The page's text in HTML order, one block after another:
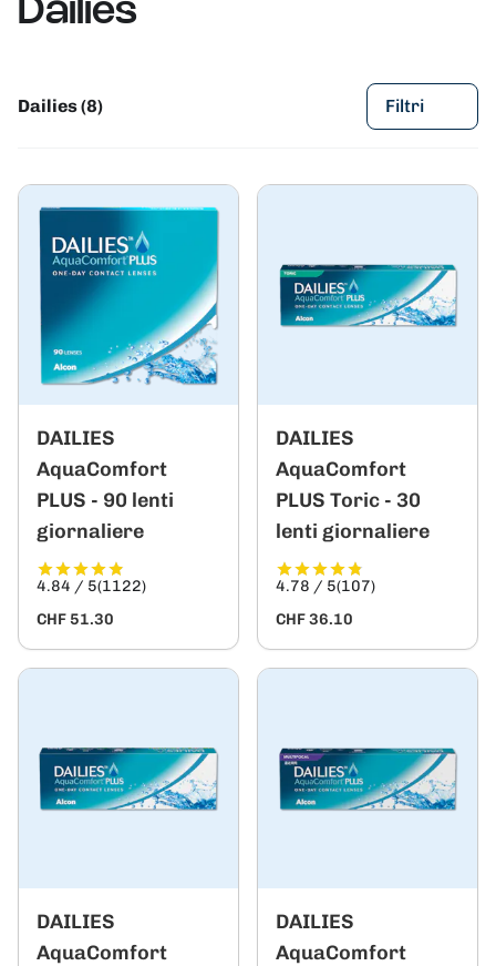
Dailies
Dailies (8) Filtri
DAILIES
AquaComfort
PLUS - 90 lenti
giornaliere
4.84 / 5(1122)
CHF 51.30
DAILIES
AquaComfort
PLUS Toric - 30
lenti giornaliere
4.78 / 5(107)
CHF 36.10
DAILIES
AquaComfort
DAILIES
AquaComfort